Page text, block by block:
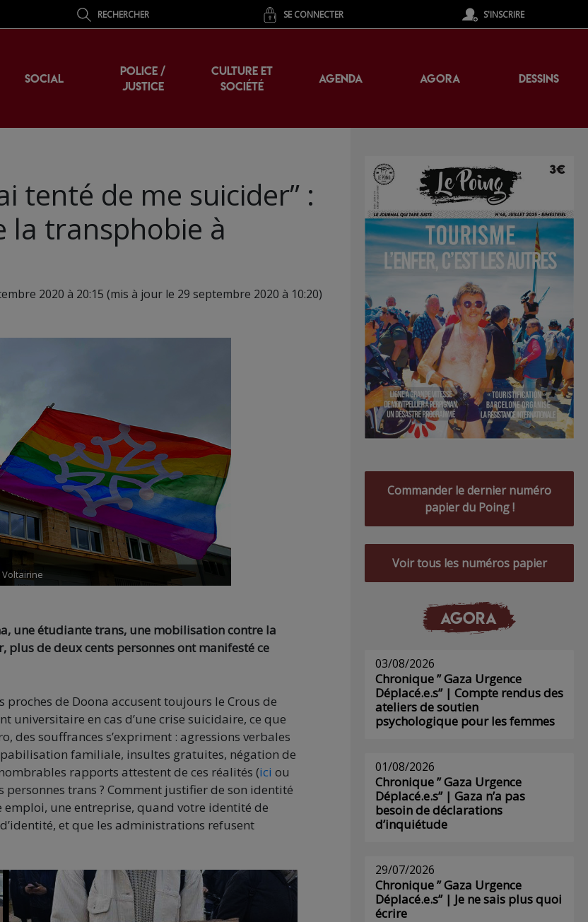
RECHERCHER SE CONNECTER S'INSCRIRE
SOCIAL
POLICE /
JUSTICE
CULTURE ET
SOCIÉTÉ
AGENDA AGORA DESSINS
tenté de me suicider” :
la transphobie à
2020 à 20:15 (mis à jour le 29 septembre 2020 à 10:20)
Voltairine
une étudiante trans, une mobilisation contre la
plus dedeux cents personnes ont manifesté ce
de Doona accusent toujours le Crous de
universitaire en cas d’une crise suicidaire, ce que
des souffrances s’expriment : agressions verbales
familiale, insultes gratuites, négation de
rapports attestent de ces réalités (ici ou
personnes trans ? Comment justifier de son identité
emploi, une entreprise, quand votre identité de
et que les administrations refusent
Commander le dernier numéro
papier du Poing !
Voir tous les numéros papier
AGORA
03/08/2026
Chronique ” Gaza Urgence
Déplacé.e.s” | Compte rendus des
ateliers de soutien
psychologique pour les femmes
01/08/2026
Chronique ” Gaza Urgence
Déplacé.e.s” | Gaza n’a pas
besoin de déclarations
d’inquiétude
29/07/2026
Chronique ” Gaza Urgence
Déplacé.e.s” | Je ne sais plus quoi
écrire